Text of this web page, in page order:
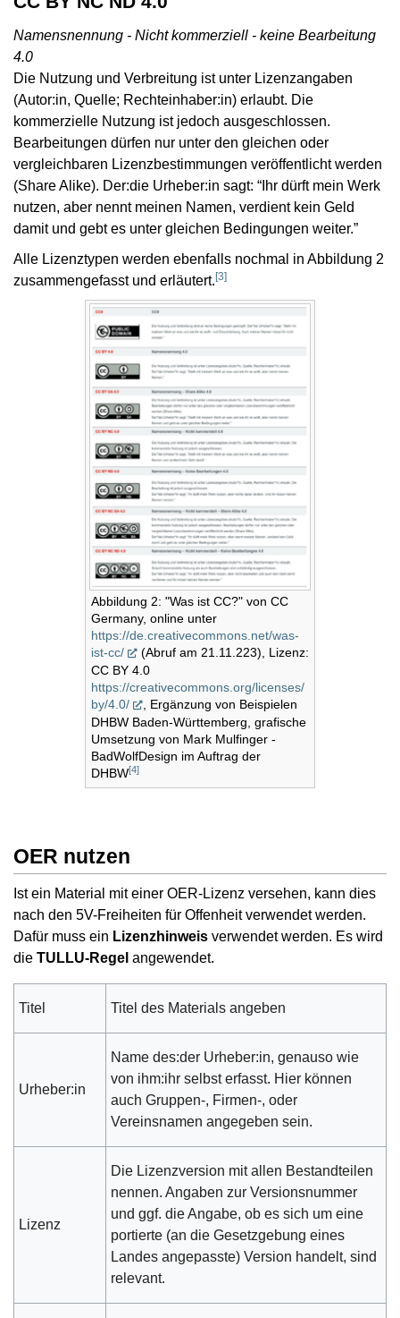
Namensnennung - Nicht kommerziell - keine Bearbeitung
4.0
Die Nutzung und Verbreitung ist unter Lizenzangaben
(Autor:in, Quelle; Rechteinhaber:in) erlaubt. Die
kommerzielle Nutzung ist jedoch ausgeschlossen.
Bearbeitungen dürfen nur unter den gleichen oder
vergleichbaren Lizenzbestimmungen veröffentlicht werden
(Share Alike). Der:die Urheber:in sagt: “Ihr dürft mein Werk
nutzen, aber nennt meinen Namen, verdient kein Geld
damit und gebt es unter gleichen Bedingungen weiter.”
Alle Lizenztypen werden ebenfalls nochmal in Abbildung 2
zusammengefasst und erläutert.[3]
Abbildung 2: "Was ist CC?" von CC
Germany, online unter
https://de.creativecommons.net/was-
ist-cc/
(Abruf am 21.11.223), Lizenz:
CC BY 4.0
https://creativecommons.org/licenses/
by/4.0/
, Ergänzung von Beispielen
DHBW Baden-Württemberg, grafische
Umsetzung von Mark Mulfinger -
BadWolfDesign im Auftrag der
DHBW[4]
OER nutzen
Ist ein Material mit einer OER-Lizenz versehen, kann dies
nach den 5V-Freiheiten für Offenheit verwendet werden.
Dafür muss ein Lizenzhinweis verwendet werden. Es wird
die TULLU-Regel angewendet.
Titel Titel des Materials angeben
Urheber:in
Name des:der Urheber:in, genauso wie
von ihm:ihr selbst erfasst. Hier können
auch Gruppen-, Firmen-, oder
Vereinsnamen angegeben sein.
Lizenz
Die Lizenzversion mit allen Bestandteilen
nennen. Angaben zur Versionsnummer
und ggf. die Angabe, ob es sich um eine
portierte (an die Gesetzgebung eines
Landes angepasste) Version handelt, sind
relevant.